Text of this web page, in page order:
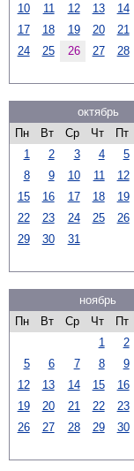
10
11 12 13 14
17
18 19 20 21
24
25 26 27 28
октябрь
Пн
Вт Ср Чт Пт
1
2 3 4 5
8
9 10 11 12
15
16 17 18 19
22
23 24 25 26
29
30 31
ноябрь
Пн
Вт Ср Чт Пт
1
2
5
6 7 8 9
12
13 14 15 16
19
20 21 22 23
26
27 28 29 30